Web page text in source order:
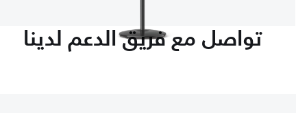
تواصل مع فريق الدعم لدينا